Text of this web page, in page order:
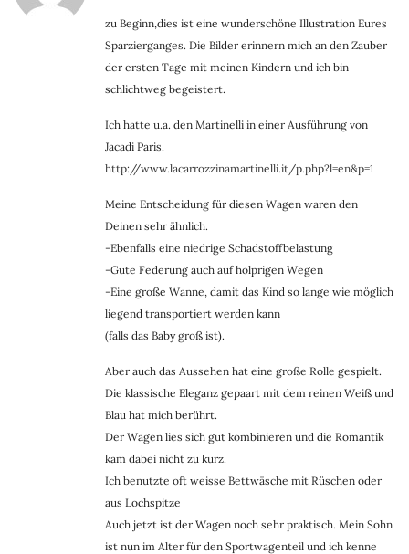
zu Beginn,dies ist eine wunderschöne Illustration Eures
Sparzierganges. Die Bilder erinnern mich an den Zauber
der ersten Tage mit meinen Kindern und ich bin
schlichtweg begeistert.
Ich hatte u.a. den Martinelli in einer Ausführung von
Jacadi Paris.
http://www.lacarrozzinamartinelli.it/p.php?l=en&p=1
Meine Entscheidung für diesen Wagen waren den
Deinen sehr ähnlich.
-Ebenfalls eine niedrige Schadstoffbelastung
-Gute Federung auch auf holprigen Wegen
-Eine große Wanne, damit das Kind so lange wie möglich
liegend transportiert werden kann
(falls das Baby groß ist).
Aber auch das Aussehen hat eine große Rolle gespielt.
Die klassische Eleganz gepaart mit dem reinen Weiß und
Blau hat mich berührt.
Der Wagen lies sich gut kombinieren und die Romantik
kam dabei nicht zu kurz.
Ich benutzte oft weisse Bettwäsche mit Rüschen oder
aus Lochspitze
Auch jetzt ist der Wagen noch sehr praktisch. Mein Sohn
ist nun im Alter für den Sportwagenteil und ich kenne